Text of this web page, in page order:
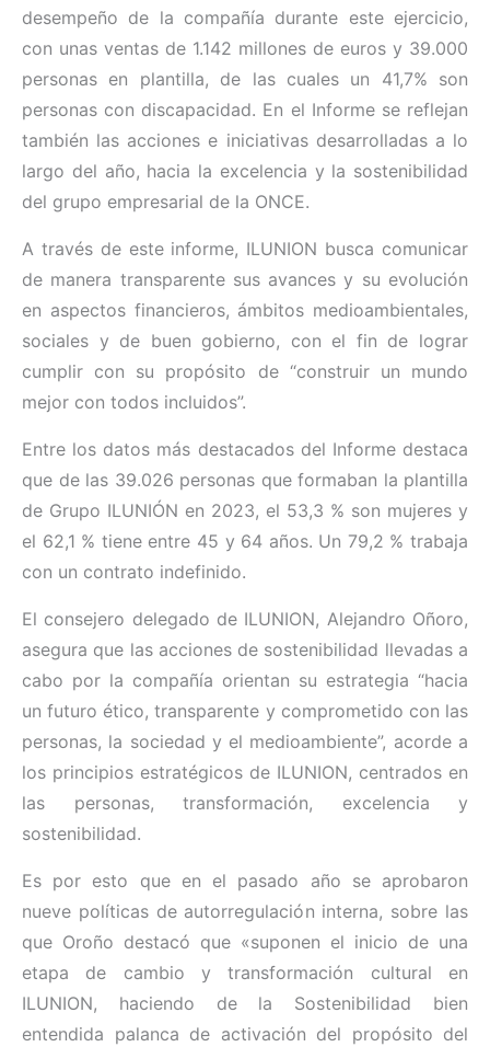
desempeño de la compañía durante este ejercicio,
con unas ventas de 1.142 millones de euros y 39.000
personas en plantilla, de las cuales un 41,7% son
personas con discapacidad. En el Informe se reflejan
también las acciones e iniciativas desarrolladas a lo
largo del año, hacia la excelencia y la sostenibilidad
del grupo empresarial de la ONCE.
A través de este informe, ILUNION busca comunicar
de manera transparente sus avances y su evolución
en aspectos financieros, ámbitos medioambientales,
sociales y de buen gobierno, con el fin de lograr
cumplir con su propósito de “construir un mundo
mejor con todos incluidos”.
Entre los datos más destacados del Informe destaca
que de las 39.026 personas que formaban la plantilla
de Grupo ILUNIÓN en 2023, el 53,3 % son mujeres y
el 62,1 % tiene entre 45 y 64 años. Un 79,2 % trabaja
con un contrato indefinido.
El consejero delegado de ILUNION, Alejandro Oñoro,
asegura que las acciones de sostenibilidad llevadas a
cabo por la compañía orientan su estrategia “hacia
un futuro ético, transparente y comprometido con las
personas, la sociedad y el medioambiente”, acorde a
los principios estratégicos de ILUNION, centrados en
las personas, transformación, excelencia y
sostenibilidad.
Es por esto que en el pasado año se aprobaron
nueve políticas de autorregulación interna, sobre las
que Oroño destacó que «suponen el inicio de una
etapa de cambio y transformación cultural en
ILUNION, haciendo de la Sostenibilidad bien
entendida palanca de activación del propósito del